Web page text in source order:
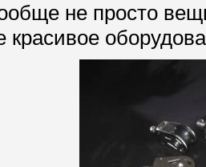
не просто
красивое